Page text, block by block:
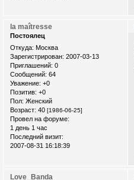
la maîtresse
Постоялец
Откуда: Москва
Зарегистрирован: 2007-03-13
Приглашений: 0
Сообщений: 64
Уважение: +0
Позитив: +0
Пол: Женский
Возраст: 40 [1986-06-25]
Провел на форуме:
1 день 1 час
Последний визит:
2007-08-31 16:18:39
Love_Banda